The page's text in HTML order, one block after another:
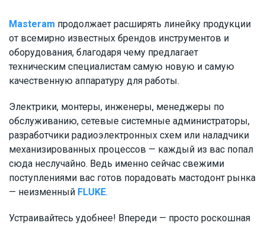
Masteram продолжает расширять линейку продукции
от всемирно известных брендов инструментов и
оборудования, благодаря чему предлагает
техническим специалистам самую новую и самую
качественную аппаратуру для работы.
Электрики, монтеры, инженеры, менеджеры по
обслуживанию, сетевые системные администраторы,
разработчики радиоэлектронных схем или наладчики
механизированных процессов — каждый из вас попал
сюда неслучайно. Ведь именно сейчас свежими
поступлениями вас готов порадовать мастодонт рынка
— неизменный FLUKE.
Устраивайтесь удобнее! Впереди — просто роскошная